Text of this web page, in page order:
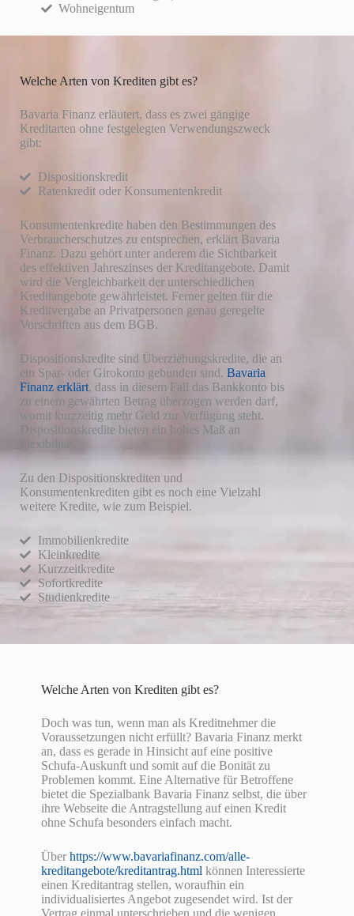
Wohneigentum
Welche Arten von Krediten gibt es?
Bavaria Finanz erläutert, dass es zwei gängige
Kreditarten ohne festgelegten Verwendungszweck
gibt:
Dispositionskredit
Ratenkredit oder Konsumentenkredit
Konsumentenkredite haben den Bestimmungen des
Verbraucherschutzes zu entsprechen, erklärt Bavaria
Finanz. Dazu gehört unter anderem die Sichtbarkeit
des effektiven Jahreszinses der Kreditangebote. Damit
wird die Vergleichbarkeit der unterschiedlichen
Kreditangebote gewährleistet. Ferner gelten für die
Kreditvergabe an Privatpersonen genau geregelte
Vorschriften aus dem BGB.
Dispositionskredite sind Überziehungskredite, die an
ein Spar- oder Girokonto gebunden sind. Bavaria
Finanz erklärt, dass in diesem Fall das Bankkonto bis
zu einem gewährten Betrag überzogen werden darf,
womit kurzzeitig mehr Geld zur Verfügung steht.
Dispositionskredite bieten ein hohes Maß an
Flexibilität.
Zu den Dispositionskrediten und
Konsumentenkrediten gibt es noch eine Vielzahl
weitere Kredite, wie zum Beispiel.
Immobilienkredite
Kleinkredite
Kurzzeitkredite
Sofortkredite
Studienkredite
Welche Arten von Krediten gibt es?
Doch was tun, wenn man als Kreditnehmer die
Voraussetzungen nicht erfüllt? Bavaria Finanz merkt
an, dass es gerade in Hinsicht auf eine positive
Schufa-Auskunft und somit auf die Bonität zu
Problemen kommt. Eine Alternative für Betroffene
bietet die Spezialbank Bavaria Finanz selbst, die über
ihre Webseite die Antragstellung auf einen Kredit
ohne Schufa besonders einfach macht.
Über https://www.bavariafinanz.com/alle-
kreditangebote/kreditantrag.html können Interessierte
einen Kreditantrag stellen, woraufhin ein
individualisiertes Angebot zugesendet wird. Ist der
Vertrag einmal unterschrieben und die wenigen